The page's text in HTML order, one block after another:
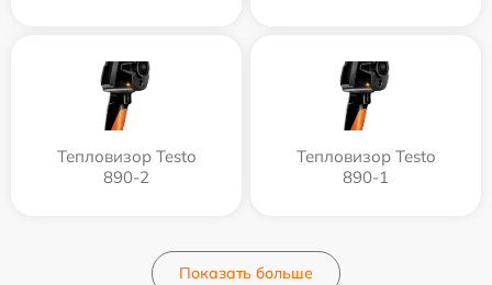
Тепловизор Testo
890-2
Тепловизор Testo
890-1
Показать больше